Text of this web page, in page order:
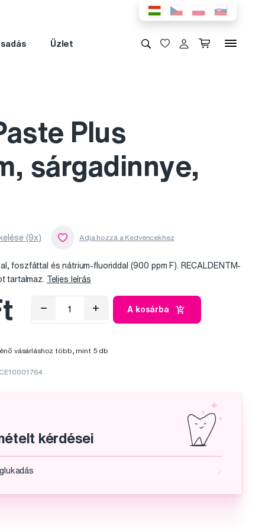
Üzlet
Plus
sárgadinnye,
(9x)
foszfáttal és nátrium-fluoriddal (900 ppm F). RECALDENTM-
tartalmaz. Teljes leírás
A kosárba
vásárláshoz több, mint 5 db
kérdései